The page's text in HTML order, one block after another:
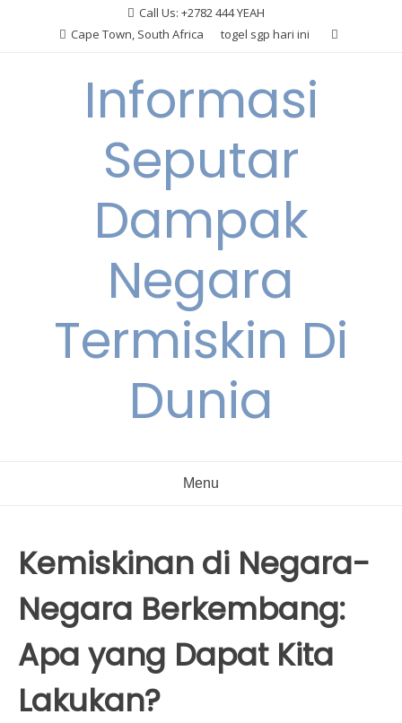
Call Us: +2782 444 YEAH
Cape Town, South Africa
togel sgp hari ini
Informasi
Seputar
Dampak
Negara
Termiskin Di
Dunia
Menu
Kemiskinan di Negara-
Negara Berkembang:
Apa yang Dapat Kita
Lakukan?